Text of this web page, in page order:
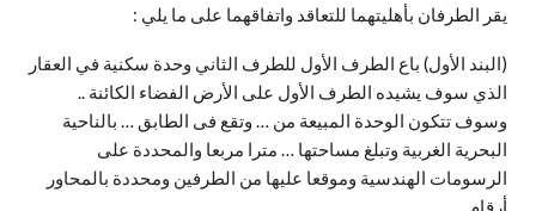
يقر الطرفان بأهليتهما للتعاقد واتفاقهما على ما يلي :
(البند الأول) باع الطرف الأول للطرف الثاني وحدة سكنية في العقار
الذي سوف يشيده الطرف الأول على الأرض الفضاء الكائنة ..
وسوف تتكون الوحدة المبيعة من … وتقع فى الطابق … بالناحية
البحرية الغربية وتبلغ مساحتها … مترا مربعا والمحددة على
الرسومات الهندسية وموقعا عليها من الطرفين ومحددة بالمحاور
أرقام .